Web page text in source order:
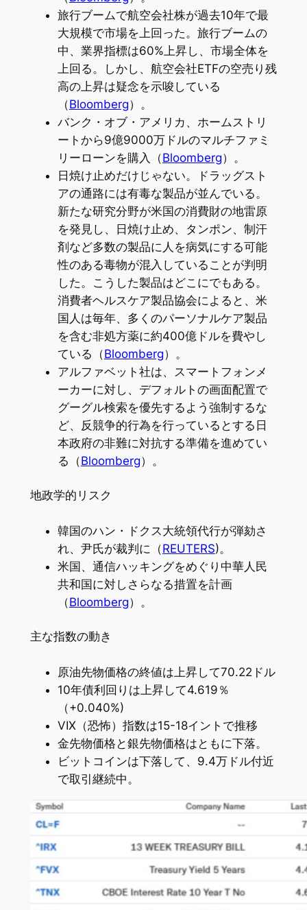
旅行ブームで航空会社株が過去10年で最
大規模で市場を上回った。旅行ブームの
中、業界指標は60%上昇し、市場全体を
上回る。しかし、航空会社ETFの空売り残
高の上昇は疑念を示唆している
（Bloomberg）。
バンク・オブ・アメリカ、ホームストリ
ートから9億9000万ドルのマルチファミ
リーローンを購入（Bloomberg）。
日焼け止めだけじゃない。ドラッグスト
アの通路には有毒な製品が並んでいる。
新たな研究分野が米国の消費財の地雷原
を発見し、日焼け止め、タンポン、制汗
剤など多数の製品に人を病気にする可能
性のある毒物が混入していることが判明
した。こうした製品はどこにでもある。
消費者ヘルスケア製品協会によると、米
国人は毎年、多くのパーソナルケア製品
を含む非処方薬に約400億ドルを費やし
ている（Bloomberg）。
アルファベット社は、スマートフォンメ
ーカーに対し、デフォルトの画面配置で
グーグル検索を優先するよう強制するな
ど、反競争的行為を行っているとする日
本政府の非難に対抗する準備を進めてい
る（Bloomberg）。
地政学的リスク
韓国のハン・ドクス大統領代行が弾劾さ
れ、尹氏が裁判に（REUTERS)。
米国、通信ハッキングをめぐり中華人民
共和国に対しさらなる措置を計画
（Bloomberg）。
主な指数の動き
原油先物価格の終値は上昇して70.22ドル
10年債利回りは上昇して4.619％
（+0.040%)
VIX（恐怖）指数は15-18イントで推移
金先物価格と銀先物価格はともに下落。
ビットコインは下落して、9.4万ドル付近
で取引継続中。